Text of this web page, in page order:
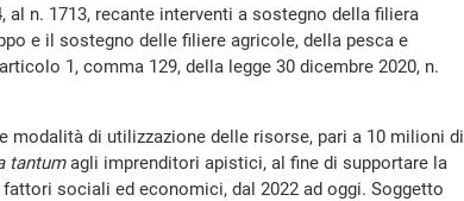
n. 1713, recante interventi a sostegno della filiera
e il sostegno delle filiere agricole, della pesca e
1, comma 129, della legge 30 dicembre 2020, n.
modalità di utilizzazione delle risorse, pari a 10 milioni di
tantumagli imprenditori apistici, al fine di supportare la
sociali ed economici, dal 2022 ad oggi. Soggetto